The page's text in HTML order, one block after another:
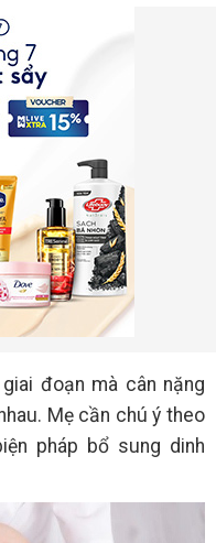
đoạn mà cân nặng
Mẹ cần chú ý theo
pháp bổ sung dinh